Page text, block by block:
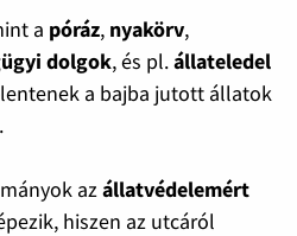
a póráz, nyakörv,
dolgok, és pl.állateledel
a bajba jutott állatok
azállatvédelemért
hiszen az utcáról